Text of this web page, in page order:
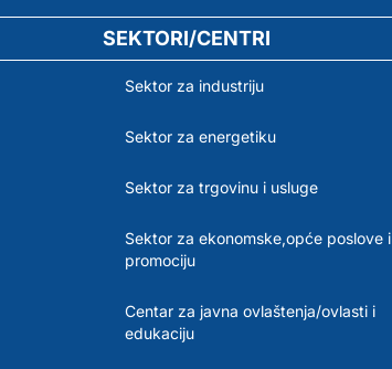
SEKTORI/CENTRI
Sektor za industriju
Sektor za energetiku
Sektor za trgovinu i usluge
Sektor za ekonomske,opće poslove i
promociju
Centar za javna ovlaštenja/ovlasti i
edukaciju